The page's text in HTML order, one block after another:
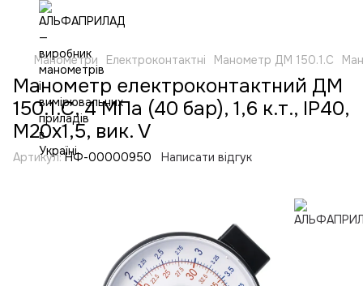
Манометри Електроконтактні Манометр ДМ 150.1.С
Манометр електроконтактний ДМ
150.1.С, 4 МПа (40 бар), 1,6 к.т., IP40,
M20x1,5, вик. V
Артикул:НФ-00000950 Написати відгук